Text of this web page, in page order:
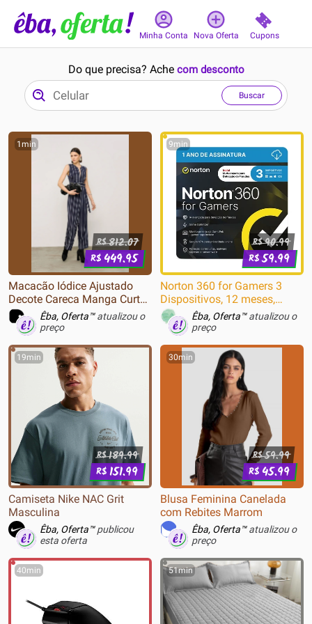
Minha Conta Nova Oferta Cupons
Do que precisa? Ache com desconto
Buscar
1min
R$812.07
R$449.95
Macacão Iódice Ajustado
Decote Careca Manga Curta
Longo Azul Azul
Êba, Oferta™atualizou o
preço
9min
R$90.99
R$59.99
Norton 360 for Gamers 3
Dispositivos, 12 meses,
Digital para Download -
21415189
Êba, Oferta™atualizou o
preço
19min
R$189.99
R$151.99
Camiseta Nike NAC Grit
Masculina
Êba, Oferta™publicou
esta oferta
30min
R$59.99
R$45.99
Blusa Feminina Canelada
com Rebites Marrom
Êba, Oferta™atualizou o
preço
40min 51min